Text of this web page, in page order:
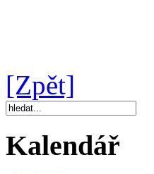
[Zpět]
Kalendář